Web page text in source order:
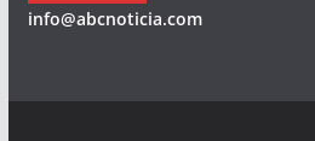
info@abcnoticia.com